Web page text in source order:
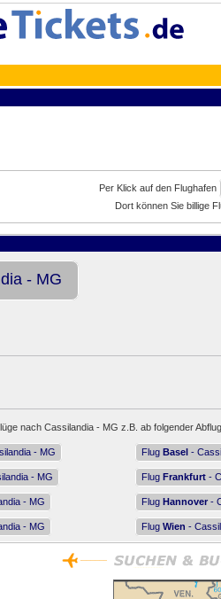
Per Klick auf den Flughafen
Dort können Sie billige
- MG
nach Cassilandia - MG z.B. ab folgender
- MG Flug Basel -
- MG Flug Frankfurt -
- MG Flug Hannover -
- MG Flug Wien -